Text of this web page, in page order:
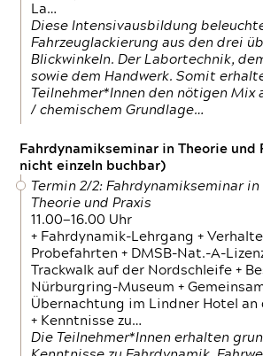
La…
Diese Intensivausbildung
Fahrzeuglackierung aus den drei
Blickwinkeln. Der Labortechnik,
sowie dem Handwerk. Somit
Teilnehmer*Innen den nötigen Mix
/ chemischem Grundlage…
Fahrdynamikseminar in Theorie und
nicht einzeln buchbar)
Termin 2/2: Fahrdynamikseminar in
Theorie und Praxis
11.00—16.00 Uhr
+ Fahrdynamik-Lehrgang +
Probefahrten + DMSB-Nat.-A-
Trackwalk auf der Nordschleife +
Nürburgring-Museum +
Übernachtung im Lindner Hotel an
+ Kenntnisse zu…
Die Teilnehmer*Innen erhalten